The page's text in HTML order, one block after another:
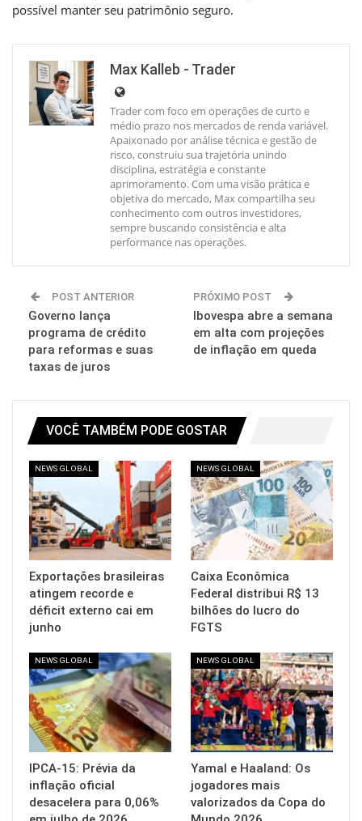
possível manter seu patrimônio seguro.
Max Kalleb - Trader
Trader com foco em operações de curto e
médio prazo nos mercados de renda variável.
Apaixonado por análise técnica e gestão de
risco, construiu sua trajetória unindo
disciplina, estratégia e constante
aprimoramento. Com uma visão prática e
objetiva do mercado, Max compartilha seu
conhecimento com outros investidores,
sempre buscando consistência e alta
performance nas operações.
POST ANTERIOR
Governo lança
programa de crédito
para reformas e suas
taxas de juros
PRÓXIMO POST
Ibovespa abre a semana
em alta com projeções
de inflação em queda
VOCÊ TAMBÉM PODE GOSTAR
NEWS GLOBAL
Exportações brasileiras
atingem recorde e
déficit externo cai em
junho
NEWS GLOBAL
Caixa Econômica
Federal distribui R$ 13
bilhões do lucro do
FGTS
NEWS GLOBAL
IPCA-15: Prévia da
inflação oficial
desacelera para 0,06%
NEWS GLOBAL
Yamal e Haaland: Os
jogadores mais
valorizados da Copa do